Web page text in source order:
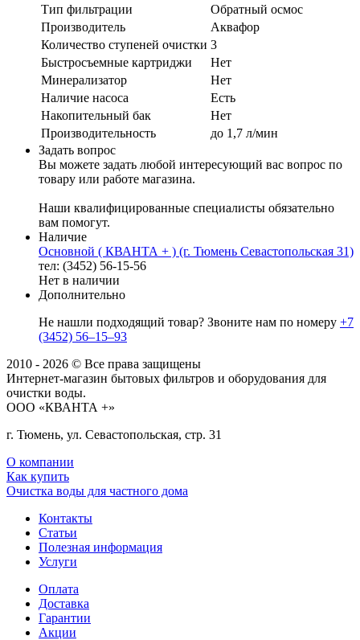
Тип фильтрации
Обратный осмос
Производитель
Аквафор
Количество ступеней очистки 3
Быстросъемные картриджи
Нет
Минерализатор
Нет
Наличие насоса
Есть
Накопительный бак
Нет
Производительность
до 1,7 л/мин
Задать вопрос
Вы можете задать любой интересующий вас вопрос по
товару или работе магазина.
Наши квалифицированные специалисты обязательно
вам помогут.
Наличие
Основной ( КВАНТА + ) (г. Тюмень Севастопольская 31)
тел: (3452) 56-15-56
Нет в наличии
Дополнительно
Не нашли подходящий товар? Звоните нам по номеру +7
(3452) 56‒15‒93
2010 - 2026 © Все права защищены
Интернет-магазин бытовых фильтров и оборудования для
очистки воды.
ООО «КВАНТА +»
г. Тюмень, ул. Севастопольская, стр. 31
О компании
Как купить
Очистка воды для частного дома
Контакты
Статьи
Полезная информация
Услуги
Оплата
Доставка
Гарантии
Акции